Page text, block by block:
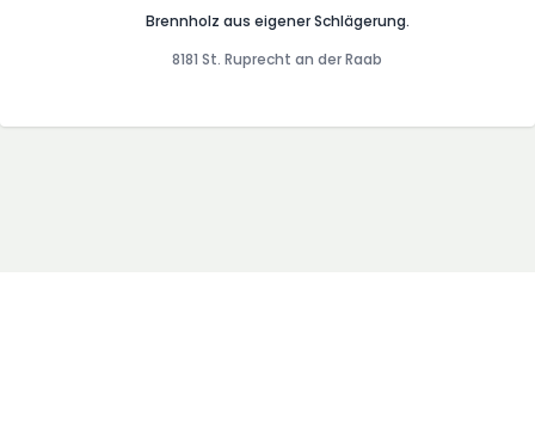
Brennholz aus eigener Schlägerung.
8181 St. Ruprecht an der Raab